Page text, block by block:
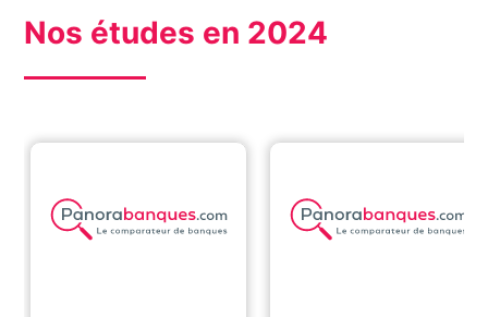
Nos études en 2024